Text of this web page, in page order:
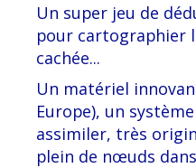
Un super jeu de
pour cartographier
cachée...
Un matériel
Europe), un
assimiler, très
plein de nœuds